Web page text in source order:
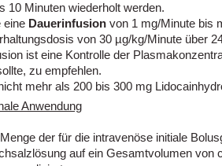
10 Minuten wiederholt werden.
eine Dauerinfusion von 1 mg/Minute bis
von 30 µg/kg/Minute über
ist eine Kontrolle der
zu empfehlen.
mehr als 200 bis 300 mg
Anwendung
der für die intravenöse initiale
auf ein Gesamtvolumen von